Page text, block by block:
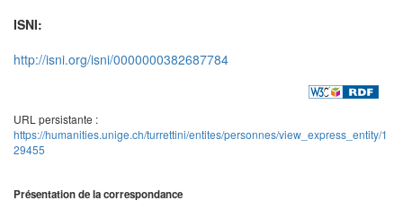
ISNI:
http://isni.org/isni/0000000382687784
URL persistante :
https://humanities.unige.ch/turrettini/entites/personnes/view_express_entity/1
29455
Présentation de la correspondance